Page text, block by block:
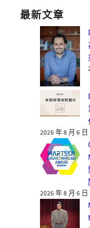
最新文章
2026 年 8 月 6 日
2026 年 8 月 6 日